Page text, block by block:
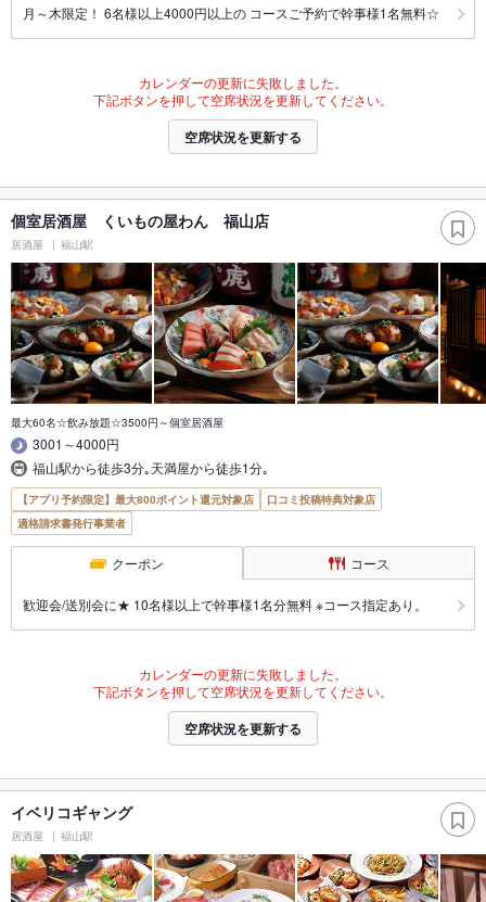
月～木限定！ 6名様以上4000円以上の コースご予約で幹事様1名無料☆
カレンダーの更新に失敗しました。
下記ボタンを押して空席状況を更新してください。
空席状況を更新する
個室居酒屋 くいもの屋わん 福山店
居酒屋 福山駅
最大60名☆飲み放題☆3500円～個室居酒屋
3001～4000円
福山駅から徒歩3分｡天満屋から徒歩1分｡
【アプリ予約限定】最大800ポイント還元対象店
口コミ投稿特典対象店
適格請求書発行事業者
クーポン コース
歓迎会/送別会に★ 10名様以上で幹事様1名分無料 ※コース指定あり。
カレンダーの更新に失敗しました。
下記ボタンを押して空席状況を更新してください。
空席状況を更新する
イベリコギャング
居酒屋 福山駅